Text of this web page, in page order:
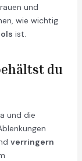
und
wie wichtig
ist.
du
und die
verringern